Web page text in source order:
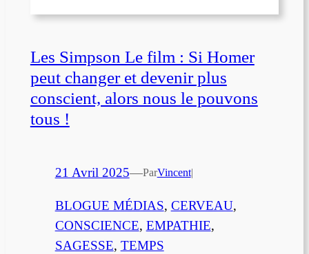
Les Simpson Le film : Si Homer
peut changer et devenir plus
conscient, alors nous le pouvons
tous !
21 Avril 2025—ParVincent|
BLOGUE MÉDIAS, CERVEAU
CONSCIENCE, EMPATHIE
SAGESSE, TEMPS